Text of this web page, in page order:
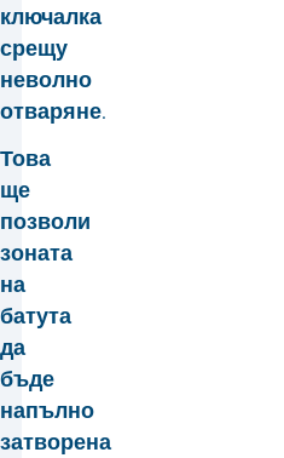
ключалка
срещу
неволно
отваряне.
Това
ще
позволи
зоната
на
батута
да
бъде
напълно
затворена